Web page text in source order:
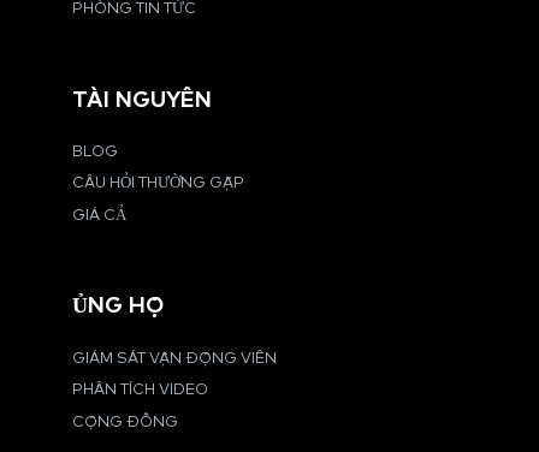
PHÒNG TIN TỨC
TÀI NGUYÊN
BLOG
CÂU HỎI THƯỜNG GẶP
GIÁ CẢ
ỦNG HỘ
GIÁM SÁT VẬN ĐỘNG VIÊN
PHÂN TÍCH VIDEO
CỘNG ĐỒNG